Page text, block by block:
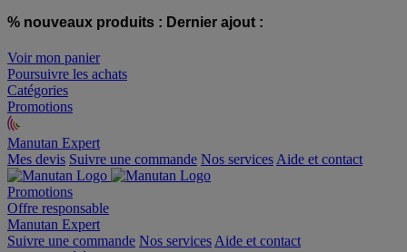
% nouveaux produits : Dernier ajout :
Voir mon panier
Poursuivre les achats
Catégories
Promotions
Manutan Expert
offre reconditionnée
Mes devis Suivre une commande Nos services
Promotions
Offre responsable
Manutan Expert